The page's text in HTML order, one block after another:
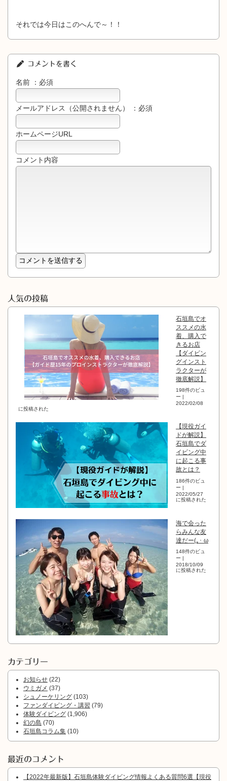
それでは今日はこのへんで～！！
コメントを書く
名前 ：必須
メールアドレス（公開されません） ：必須
ホームページURL
コメント内容
人気の投稿
石垣島でオ
ススメの水
着、購入で
きるお店
【ダイビン
グインスト
ラクターが
徹底解説】
198件のビュ
ー |
2022/02/08
に投稿された
【現役ガイ
ドが解説】
石垣島でダ
イビング中
に起こる事
故とは？
186件のビュ
ー |
2022/05/27
に投稿された
海で会った
らみんな友
達だー(｡･ ω
148件のビュ
ー
2018/10/09
に投稿された
カテゴリー
お知らせ (22)
ウミガメ (37)
シュノーケリング (103)
ファンダイビング・講習 (79)
体験ダイビング (1,906)
幻の島 (70)
石垣島コラム集 (10)
最近のコメント
【2022年最新版】石垣島体験ダイビング情報よくある質問6選【現役